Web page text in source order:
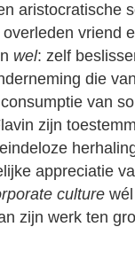
aristocratische
vriend
wel: zelf
die
van
zijn
appreciatie
culture
zijn werk ten